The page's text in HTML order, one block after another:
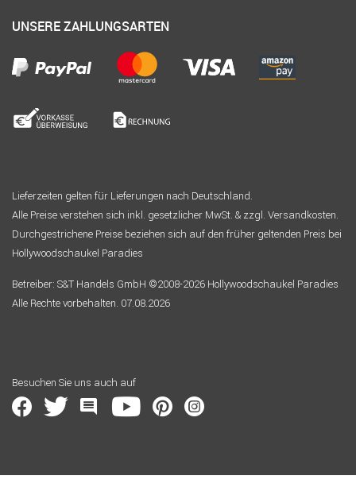
UNSERE ZAHLUNGSARTEN
Lieferzeiten gelten für Lieferungen nach Deutschland.
Alle Preise verstehen sich inkl. gesetzlicher MwSt. & zzgl. Versandkosten.
Durchgestrichene Preise beziehen sich auf den früher geltenden Preis bei
Hollywoodschaukel Paradies
Betreiber: S&T Handels GmbH ©2008-2026 Hollywoodschaukel Paradies
Alle Rechte vorbehalten. 07.08.2026
Besuchen Sie uns auch auf